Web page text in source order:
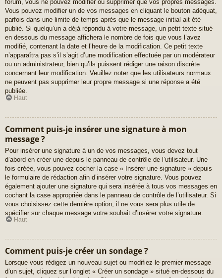
forum, vous ne pouvez modifier ou supprimer que vos propres messages.
Vous pouvez modifier un de vos messages en cliquant le bouton adéquat,
parfois dans une limite de temps après que le message initial ait été
publié. Si quelqu’un a déjà répondu à votre message, un petit texte situé
en dessous du message affichera le nombre de fois que vous l’avez
modifié, contenant la date et l’heure de la modification. Ce petit texte
n’apparaîtra pas s’il s’agit d’une modification effectuée par un modérateur
ou un administrateur, bien qu’ils puissent rédiger une raison discrète
concernant leur modification. Veuillez noter que les utilisateurs normaux
ne peuvent pas supprimer leur propre message si une réponse a été
publiée.
Haut
Comment puis-je insérer une signature à mon
message ?
Pour insérer une signature à un de vos messages, vous devez tout
d’abord en créer une depuis le panneau de contrôle de l’utilisateur. Une
fois créée, vous pouvez cocher la case « Insérer une signature » depuis
le formulaire de rédaction afin d’insérer votre signature. Vous pouvez
également ajouter une signature qui sera insérée à tous vos messages en
cochant la case appropriée dans le panneau de contrôle de l’utilisateur. Si
vous choisissez cette dernière option, il ne vous sera plus utile de
spécifier sur chaque message votre souhait d’insérer votre signature.
Haut
Comment puis-je créer un sondage ?
Lorsque vous rédigez un nouveau sujet ou modifiez le premier message
d’un sujet, cliquez sur l’onglet « Créer un sondage » situé en-dessous du